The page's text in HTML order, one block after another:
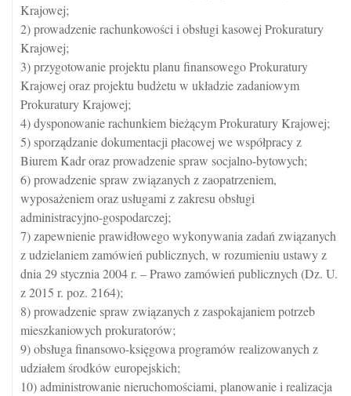
Krajowej;
2) prowadzenie rachunkowości i obsługi kasowej Prokuratury
Krajowej;
3) przygotowanie projektu planu finansowego Prokuratury
Krajowej oraz projektu budżetu w układzie zadaniowym
Prokuratury Krajowej;
4) dysponowanie rachunkiem bieżącym Prokuratury Krajowej;
5) sporządzanie dokumentacji płacowej we współpracy z
Biurem Kadr oraz prowadzenie spraw socjalno-bytowych;
6) prowadzenie spraw związanych z zaopatrzeniem,
wyposażeniem oraz usługami z zakresu obsługi
administracyjno-gospodarczej;
7) zapewnienie prawidłowego wykonywania zadań związanych
z udzielaniem zamówień publicznych, w rozumieniu ustawy z
dnia 29 stycznia 2004 r. – Prawo zamówień publicznych (Dz. U.
z 2015 r. poz. 2164);
8) prowadzenie spraw związanych z zaspokajaniem potrzeb
mieszkaniowych prokuratorów;
9) obsługa finansowo-księgowa programów realizowanych z
udziałem środków europejskich;
10) administrowanie nieruchomościami, planowanie i realizacja